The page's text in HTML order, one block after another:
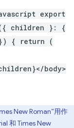
export
children }: {
}) { return (
body>
New Roman”用作
和 Times New